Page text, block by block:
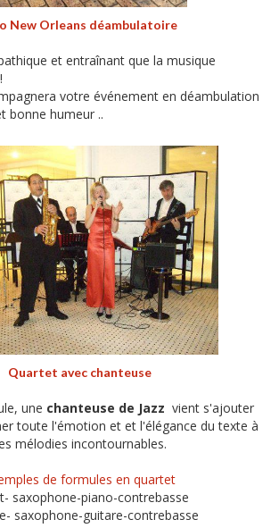
New Orleans déambulatoire
et entraînant que la musique
votre événement en déambulation
bonne humeur ..
Quartet avec chanteuse
une chanteuse de Jazz vient s'ajouter
toute l'émotion et et l'élégance du texte à
mélodies incontournables.
de formules en quartet
saxophone-piano-contrebasse
saxophone-guitare-contrebasse